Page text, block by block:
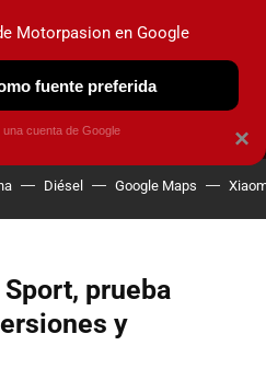
NUEVO
OBSERVATORIO
Diésel Google Maps
prueba
y
×
Motorpasion en Google
fuente preferida
cuenta de Google